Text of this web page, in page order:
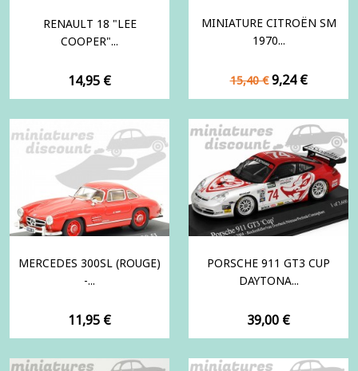
RENAULT 18 "LEE
COOPER"...
Prix
14,95 €
MINIATURE CITROËN SM
1970...
Prix
de
15,40 € Prix
9,24 €
MERCEDES 300SL (ROUGE)
-...
Prix
11,95 €
PORSCHE 911 GT3 CUP
DAYTONA...
Prix
39,00 €